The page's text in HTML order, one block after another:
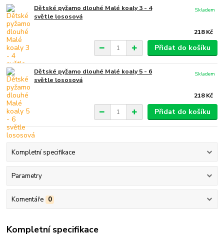
Dětské pyžamo dlouhé Malé koaly 3 - 4
světle lososová
218 Kč
Skladem
Přidat do košíku
Dětské pyžamo dlouhé Malé koaly 5 - 6
světle lososová
218 Kč
Skladem
Přidat do košíku
Kompletní specifikace
Parametry
Komentáře 0
Kompletní specifikace